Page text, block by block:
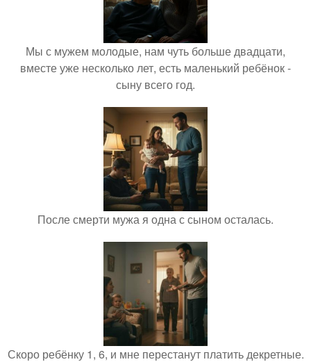
Мы с мужем молодые, нам чуть больше двадцати,
вместе уже несколько лет, есть маленький ребёнок -
сыну всего год.
После смерти мужа я одна с сыном осталась.
Скоро ребёнку 1, 6, и мне перестанут платить декретные.